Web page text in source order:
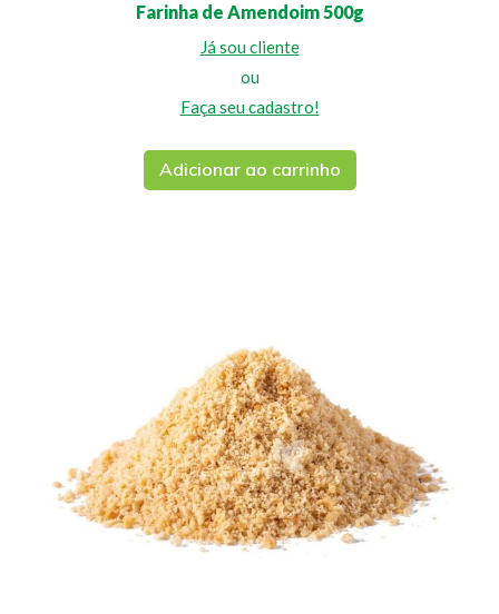
Farinha de Amendoim 500g
Já sou cliente
ou
Faça seu cadastro!
Adicionar ao carrinho